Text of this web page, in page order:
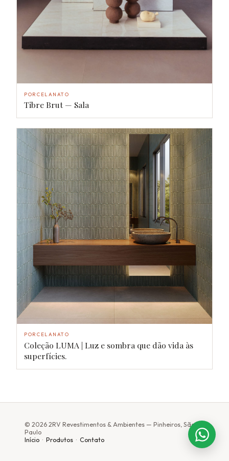
PORCELANATO
Tibre Brut — Sala
PORCELANATO
Coleção LUMA | Luz e sombra que dão vida às
superfícies.
© 2026 2RV Revestimentos & Ambientes — Pinheiros, São
Paulo
Início · Produtos · Contato